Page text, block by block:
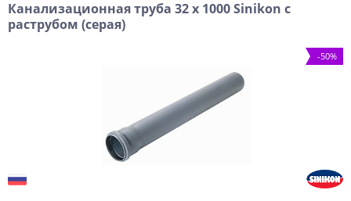
Канализационная труба 32 х 1000 Sinikon с
раструбом (серая)
-50%